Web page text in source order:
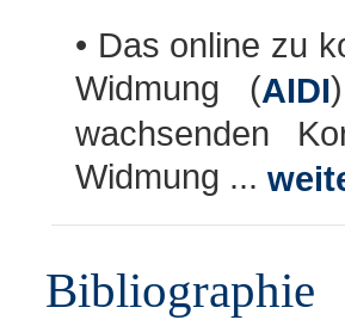
• Das online zu
Widmung (AIDI
wachsenden
Widmung ...
Bibliographie